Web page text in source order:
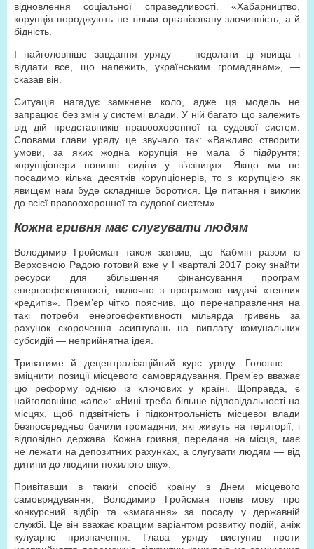
відновлення соціальної справедливості. «Хабарництво,
корупція породжують не тільки організовану злочинність, а й
бідність.
І найголовніше завдання уряду — подолати ці явища і
віддати все, що належить, українським громадянам», —
сказав він.
Ситуація нагадує замкнене коло, адже ця модель не
запрацює без змін у системі влади. У ній багато що залежить
від дій представників правоохоронної та судової систем.
Словами глави уряду це звучало так: «Важливо створити
умови, за яких жодна корупція не мала б під∂рунтя;
корупціонери повинні сидіти у в’язницях. Якщо ми не
посадимо кілька десятків корупціонерів, то з корупцією як
явищем нам буде складніше боротися. Це питання і виклик
до всієї правоохоронної та судової систем».
Кожна гривня має слугувати людям
Володимир Гройсман також заявив, що Кабмін разом із
Верховною Радою готовий вже у I кварталі 2017 року знайти
ресурси для збільшення фінансування програм
енергоефективності, включно з програмою видачі «теплих
кредитів». Прем’єр чітко пояснив, що перенаправлення на
такі потреби енергоефективності мільярда гривень за
рахунок скорочення асигнувань на виплату комунальних
субсидій — неприйнятна ідея.
Триватиме й децентралізаційний курс уряду. Головне —
зміцнити позиції місцевого самоврядування. Прем’єр вважає
цю реформу однією із ключових у країні. Щоправда, є
найголовніше «але»: «Нині треба більше відповідальності на
місцях, щоб підзвітність і підконтрольність місцевої влади
безпосередньо бачили громадяни, які живуть на території, і
відповідно держава. Кожна гривня, передана на місця, має
не лежати на депозитних рахунках, а слугувати людям — від
дитини до людини похилого віку».
Привітавши в такий спосіб країну з Днем місцевого
самоврядування, Володимир Гройсман повів мову про
конкурсний відбір та «змагання» за посаду у державній
службі. Це він вважає кращим варіантом розвитку подій, аніж
кулуарне призначення. Глава уряду виступив проти